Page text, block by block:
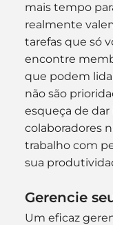
mais tempo
realmente
tarefas que só
encontre
que podem
não são
esqueça de dar
colaboradores
trabalho com
sua
Gerencie
Um eficaz